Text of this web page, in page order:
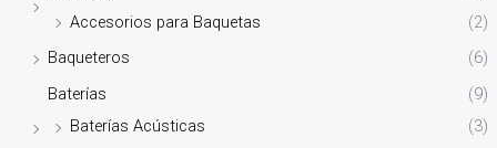
Accesorios para Baquetas
(2)
Baqueteros
(6)
Baterías
(9)
Baterías Acústicas
(3)